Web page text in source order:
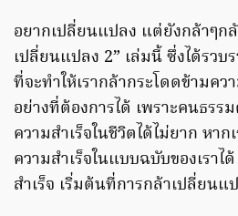
อยากเปลี่ยนแปลง แต่ยังกล้าๆก
เปลี่ยนแปลง 2” เล่มนี้ ซึ่งได้รว
ที่จะทำให้เรากล้ากระโดดข้ามคว
อย่างที่ต้องการได้ เพราะคนธรร
ความสำเร็จในชีวิตได้ไม่ยาก หา
ความสำเร็จในแบบฉบับของเราไ
สำเร็จ เริ่มต้นที่การกล้าเปลี่ยนแ